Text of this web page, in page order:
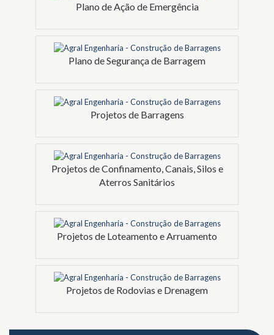
Plano de Ação de Emergência
Plano de Segurança de Barragem
Projetos de Barragens
Projetos de Confinamento, Canais, Silos e
Aterros Sanitários
Projetos de Loteamento e Arruamento
Projetos de Rodovias e Drenagem